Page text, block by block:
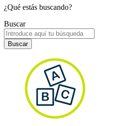
¿Qué estás buscando?
Buscar
Buscar